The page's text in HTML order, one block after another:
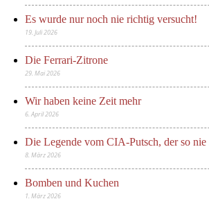
Es wurde nur noch nie richtig versucht!
19. Juli 2026
Die Ferrari-Zitrone
29. Mai 2026
Wir haben keine Zeit mehr
6. April 2026
Die Legende vom CIA-Putsch, der so nie
8. März 2026
Bomben und Kuchen
1. März 2026